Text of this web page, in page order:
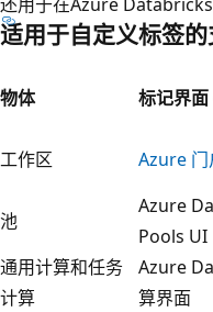
适用于自定义标签
物体 标记界
工作区
Azure 门
池
Azure
Pools UI
通用计算和任务
计算
Azure
算界面